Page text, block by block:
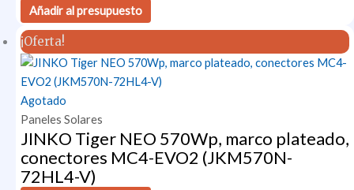
Añadir al presupuesto
¡Oferta!
Agotado
Paneles Solares
JINKO Tiger NEO 570Wp, marco plateado,
conectores MC4-EVO2 (JKM570N-
72HL4-V)